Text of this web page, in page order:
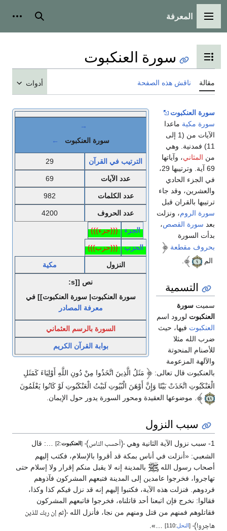
القائمة الرئيسية
المعرفة بحث
تبديل عرض جدول المحتويات
سورة العنكبوت
مقالة ناقش هذه الصفحة أدوات
→
سورة العنكبوت
←
الترتيب في القرآن 29
عدد الآيات 69
عدد الكلمات 982
عدد الحروف 4200
الجزء {{{جزء}}}
الحزب {{{حزب}}}
النزول مكية
نص [[s:
سورة العنكبوت| سورة العنكبوت]] في
معرفة المصادر
السورة بالرسم العثماني
بوابة القرآن الكريم
سورة العنكبوت
سورة مكية ماعدا
الآيات من (1 إلى
11) فمدنية. وهي
من المثاني، وآياتها
69 آية. وترتيبها 29،
في الجزء الحادي
والعشرين، وقد جاء
ترتيبها بالقران قبل
سورة الروم، ونزلت
بعد سورة القصص،
بدأت السورة
بحروف مقطعة
الم
.
التسمية
سميت سورة
العنكبوت لورود اسم
العنكبوت فيها، حيث
ضرب الله مثلا
للأصنام المنحوتة
والآلهة المزعومة
بالعنكبوت قال تعالى:
مَثَلُ الَّذِينَ اتَّخَذُوا مِنْ دُونِ اللَّهِ أَوْلِيَاءَ كَمَثَلِ
الْعَنْكَبُوتِ اتَّخَذَتْ بَيْتًا وَإِنَّ أَوْهَنَ الْبُيُوتِ لَبَيْتُ الْعَنْكَبُوتِ لَوْ كَانُوا يَعْلَمُونَ
. موضوعها العقيدة ومحور السورة يدور حول الإيمان.
سبب النزول
1- سبب نزول الآية الثانية وهي ﴿أحسب الناس﴾ [العنكبوت:2]
…: قال
الشعبي: «أنزلت في أناس بمكة قد أقروا بالإسلام، فكتب إليهم
أصحاب رسول الله
بالمدينة إنه لا يقبل منكم إقرار ولا إسلام حتى
تهاجروا، فخرجوا عامدين إلى المدينة فتبعهم المشركون فآذوهم
فردوهم. فنزلت هذه الآية، فكتبوا إليهم إنه قد نزل فيكم كذا وكذا،
فقالوا: نخرج فإن اتبعنا أحد قاتلناه، فخرجوا فاتبعهم المشركون
فقاتلوهم فمنهم من قتل ومنهم من نجا، فأنزل الله ﴿ثم إن ربك للذين
هاجروا﴾ [ النحل:110]
…»
.